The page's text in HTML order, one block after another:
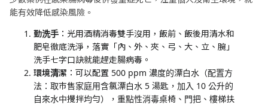
能有效降低感染風險。
勤洗手 ：光用酒精消毒雙手沒用，飯前、飯後用清水和
肥皂徹底洗淨，落實「內、外、夾、弓、大、立、腕」
洗手七字口訣就能趕走腸病毒。
環境清潔 ：可以配置 500 ppm 濃度的漂白水（配置方
法：取巿售家庭用含氯漂白水 5 湯匙，加入 10 公升的
自來水中攪拌均勻），重點性消毒桌椅、門把、樓梯扶